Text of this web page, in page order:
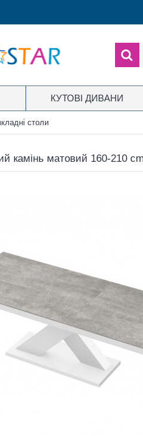
КУТОВІ ДИВАНИ
столи
камінь матовий 160-210 cm